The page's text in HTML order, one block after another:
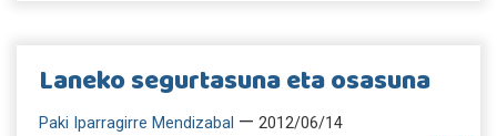
Laneko segurtasuna eta osasuna
Paki Iparragirre Mendizabal — 2012/06/14